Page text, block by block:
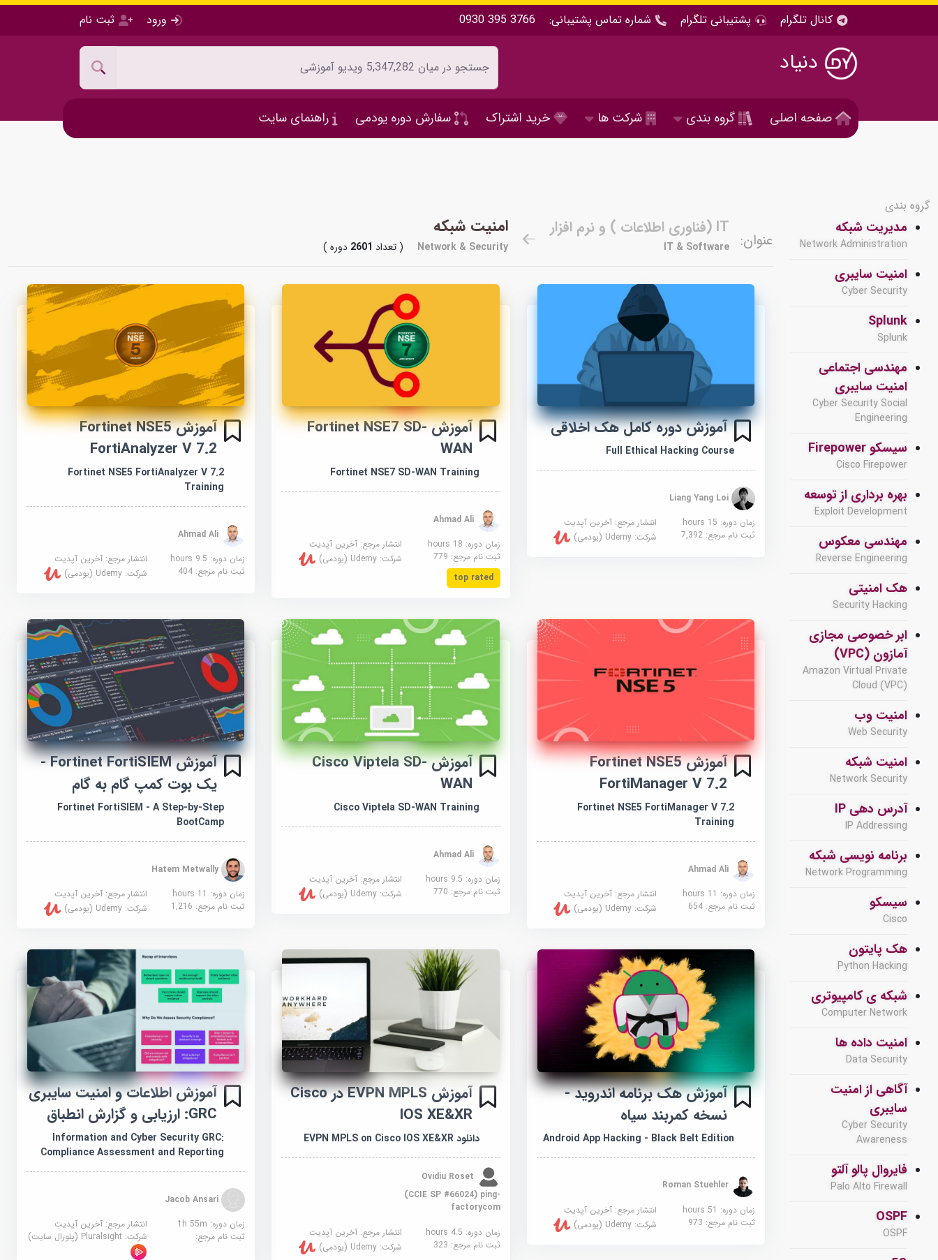
کانال تلگرام پشتیبانی تلگرام شماره تماس پشتیبانی: 0930 395 3766 ورود ثبت نام
دنیاد
صفحه اصلی گروه بندی شرکت ها خرید اشتراک سفارش دوره یودمی راهنمای سایت
گروه بندی
مدیریت شبکه
Network Administration
امنیت سایبری
Cyber Security
Splunk
Splunk
مهندسی اجتماعی
امنیت سایبری
Cyber Security Social
Engineering
سیسکو Firepower
Cisco Firepower
بهره برداری از توسعه
Exploit Development
مهندسی معکوس
Reverse Engineering
هک امنیتی
Security Hacking
ابر خصوصی مجازی
آمازون (VPC)
Amazon Virtual Private
Cloud (VPC)
امنیت وب
Web Security
امنیت شبکه
Network Security
آدرس دهی IP
IP Addressing
برنامه نویسی شبکه
Network Programming
سیسکو
Cisco
هک پایتون
Python Hacking
شبکه ی کامپیوتری
Computer Network
امنیت داده ها
Data Security
آگاهی از امنیت
سایبری
Cyber Security
Awareness
فایروال پالو آلتو
Palo Alto Firewall
OSPF
OSPF
عنوان:
IT (فناوری اطلاعات ) و نرم افزار
IT & Software
امنیت شبکه
Network & Security ( تعداد 2601 دوره )
آموزش دوره کامل هک اخلاقی
Full Ethical Hacking Course
زمان دوره: 15 hours
انتشار مرجع: آخرین آپدیت
ثبت نام مرجع: 7,392 شرکت: Udemy (یودمی)
آموزش Fortinet NSE7 SD-
WAN
Fortinet NSE7 SD-WAN Training
Ahmad Ali
زمان دوره: 18 hours
انتشار مرجع: آخرین آپدیت
ثبت نام مرجع: 779 شرکت: Udemy (یودمی)
top rated
آموزش Fortinet NSE5
FortiAnalyzer V 7.2
Fortinet NSE5 FortiAnalyzer V 7.2
Training
زمان دوره: 9.5 hours
انتشار مرجع:آخرین آپدیت
ثبت نام مرجع: 404 شرکت:Udemy (یودمی)
آموزش Fortinet NSE5
FortiManager V 7.2
Fortinet NSE5 FortiManager V 7.2
Training
زمان دوره: 11 hours
انتشار مرجع: آخرین آپدیت
ثبت نام مرجع: 654 شرکت: Udemy (یودمی)
آموزش Cisco Viptela SD-
WAN
Cisco Viptela SD-WAN Training
Ahmad Ali
زمان دوره: 9.5 hours
انتشار مرجع: آخرین آپدیت
ثبت نام مرجع: 770 شرکت: Udemy (یودمی)
آموزش Fortinet FortiSIEM -
یک بوت کمپ گام به گام
Fortinet FortiSIEM - A Step-by-Step
BootCamp
Hatem Metwally
زمان دوره: 11 hours
انتشار مرجع:آخرین آپدیت
ثبت نام مرجع: 1,216 شرکت:Udemy (یودمی)
آموزش هک برنامه اندروید -
نسخه کمربند سیاه
Android App Hacking - Black Belt Edition
زمان دوره: 51 hours
انتشار مرجع: آخرین آپدیت
ثبت نام مرجع: 973 شرکت: Udemy (یودمی)
آموزش EVPN MPLS در Cisco
IOS XE&XR
دانلود EVPN MPLS on Cisco IOS XE&XR
Ovidiu Roset
(CCIE SP #66024) ping-
factorycom
زمان دوره: 4.5 hours
انتشار مرجع: آخرین آپدیت
ثبت نام مرجع: 323 شرکت: Udemy (یودمی)
آموزش اطلاعات و امنیت سایبری
GRC: ارزیابی و گزارش انطباق
Information and Cyber Security GRC:
Compliance Assessment and Reporting
Jacob Ansari
زمان دوره: 1h 55m
انتشار مرجع:آخرین آپدیت
ثبت نام مرجع:
شرکت: Pluralsight (پلورال سایت)